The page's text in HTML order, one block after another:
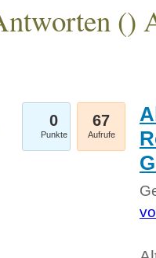
()
0
Punkte
67
Aufrufe